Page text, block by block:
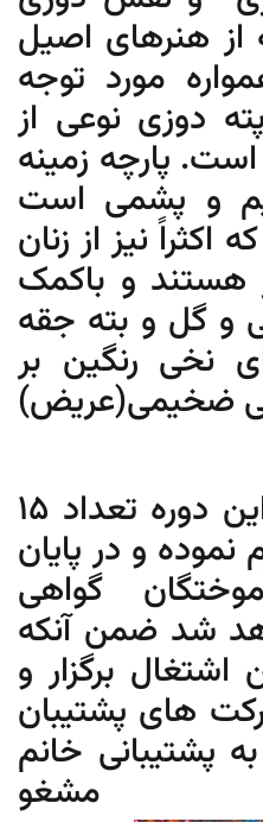
از هنرهای اصیل
مورد توجه
دوزی نوعی از
پارچه زمینه
و پشمی است
اکثراً نیز از زنان
هستند و باکمک
و گل و بته جقه
نخی رنگین بر
ضخیمی(عریض)
کرم پور گفت: در این دوره تعداد 15
نموده و در پایان
گواهی
شد ضمن آنکه
برگزار و
های پشتیبان
پشتیبانی خانم
مشغو